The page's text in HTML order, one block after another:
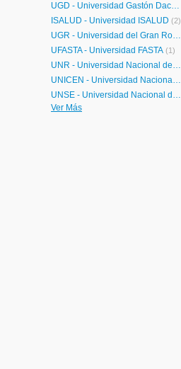
UGD - Universidad Gastón Dachary
ISALUD - Universidad ISALUD (2)
UGR - Universidad del Gran Rosario
UFASTA - Universidad FASTA (1)
UNR - Universidad Nacional de Rosario
UNICEN - Universidad Nacional del Centro de la Provincia de Buenos Aires
UNSE - Universidad Nacional de Santiago del Estero
Ver Más